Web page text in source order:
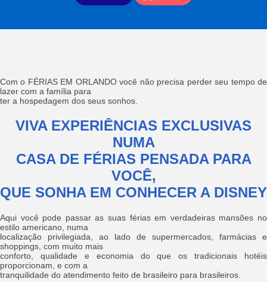
Com o FÉRIAS EM ORLANDO você não precisa perder seu tempo de
lazer com a família para
ter a hospedagem dos seus sonhos.
VIVA EXPERIÊNCIAS EXCLUSIVAS
NUMA
CASA DE FÉRIAS PENSADA PARA
VOCÊ,
QUE SONHA EM CONHECER A DISNEY
Aqui você pode passar as suas férias em verdadeiras mansões no
estilo americano, numa
localização privilegiada, ao lado de supermercados, farmácias e
shoppings, com muito mais
conforto, qualidade e economia do que os tradicionais hotéis
proporcionam, e com a
tranquilidade do atendimento feito de brasileiro para brasileiros.